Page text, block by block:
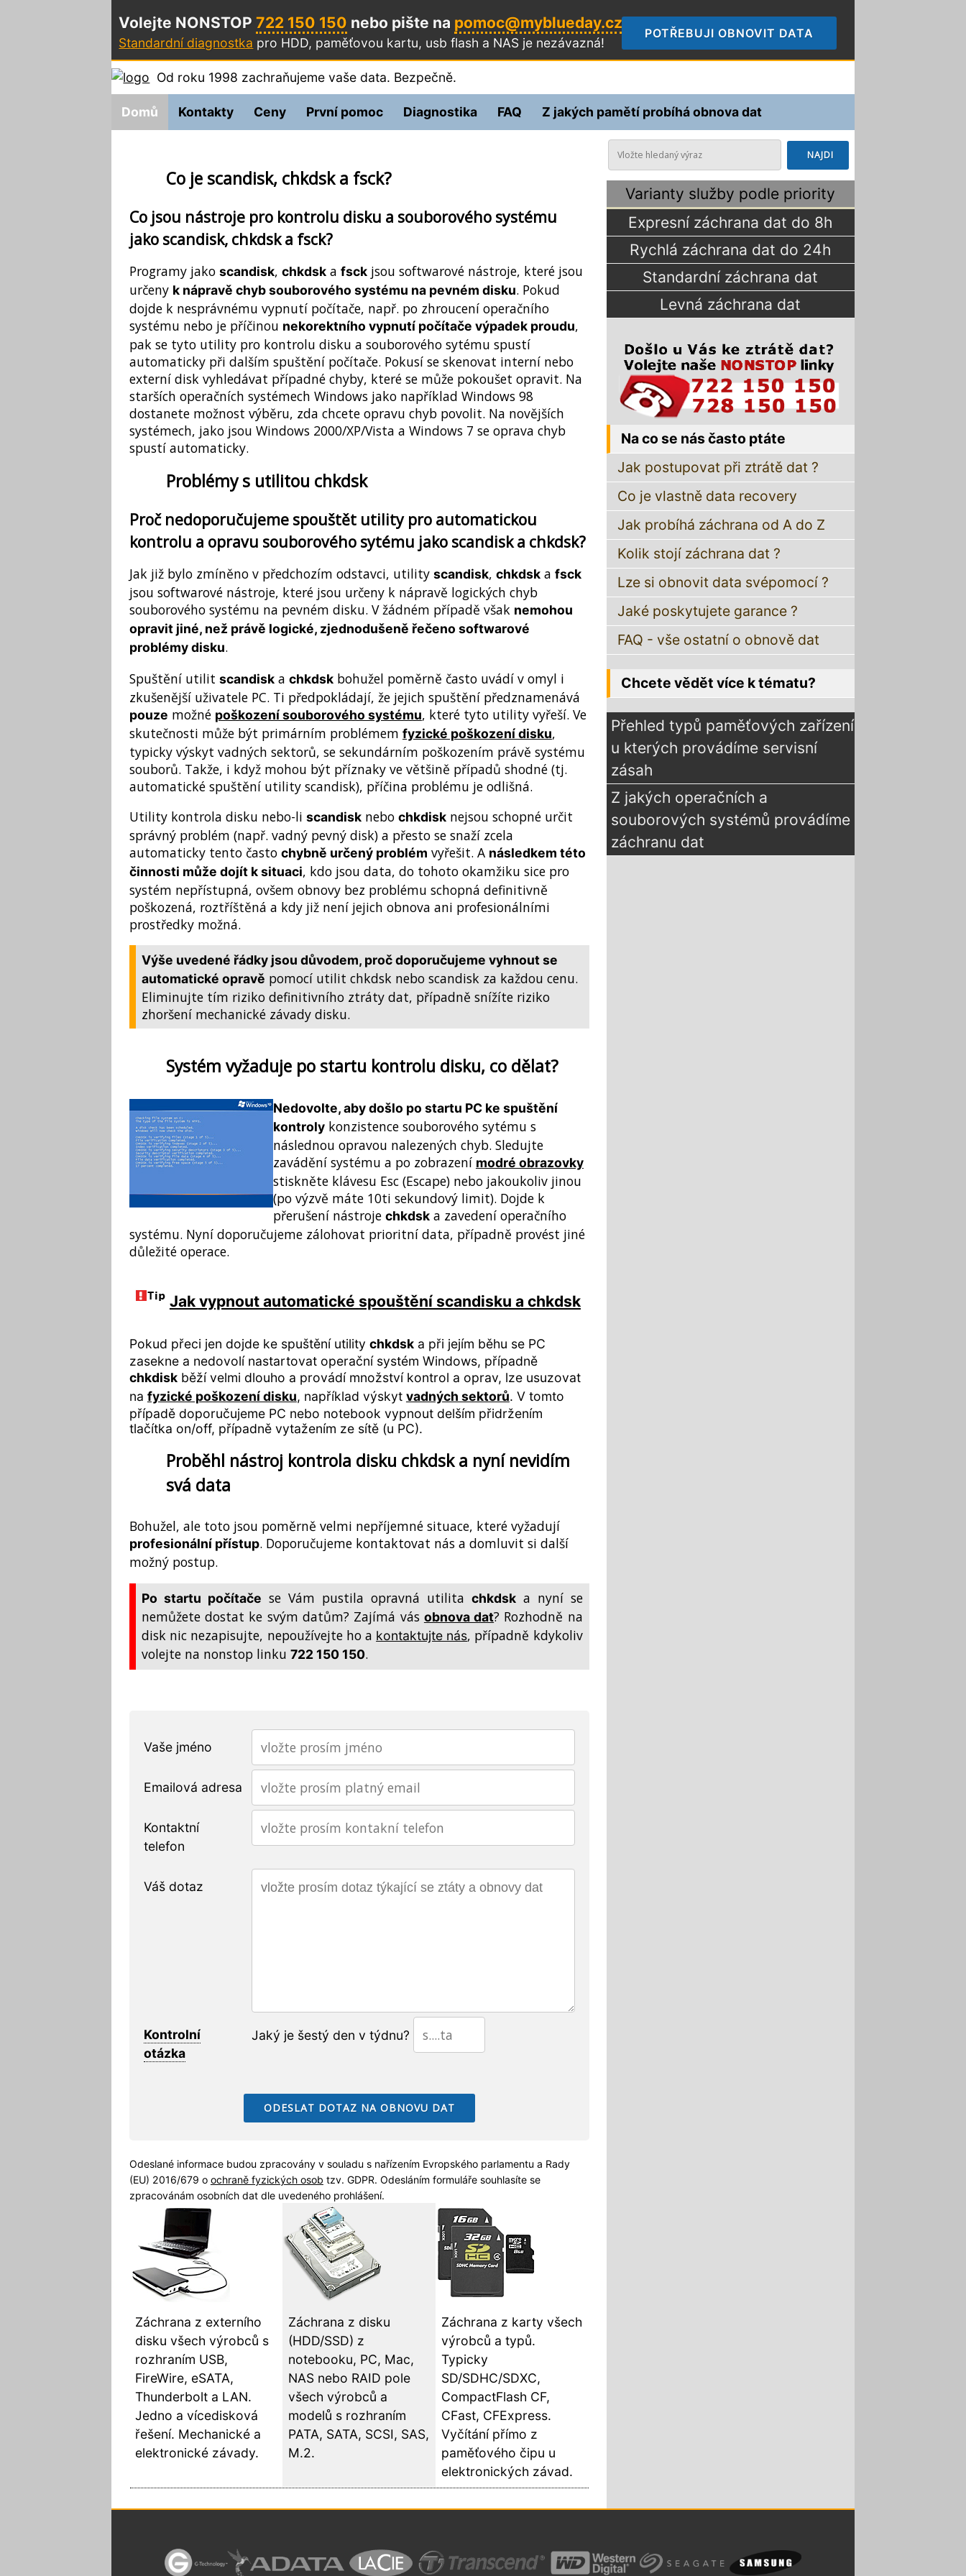
Volejte NONSTOP722 150 150 nebo pište na pomoc@myblueday.cz
Standardní diagnostka pro HDD, paměťovou kartu, usb flash a NAS je nezávazná!
POTŘEBUJI OBNOVIT DATA
Od roku 1998 zachraňujeme vaše data. Bezpečně.
Domů Kontakty Ceny První pomoc Diagnostika FAQ Z jakých pamětí probíhá obnova dat
Co je scandisk, chkdsk a fsck?
Co jsou nástroje pro kontrolu disku a souborového systému
jako scandisk, chkdsk a fsck?
Programy jako scandisk, chkdska fsckjsou softwarové nástroje, které jsou
určeny k nápravě chyb souborového systému na pevném disku. Pokud
dojde k nesprávnému vypnutí počítače, např. po zhroucení operačního
systému nebo je příčinou nekorektního vypnutí počítače výpadek proudu,
pak se tyto utility pro kontrolu disku a souborového sytému spustí
automaticky při dalším spuštění počítače. Pokusí se skenovat interní nebo
externí disk vyhledávat případné chyby, které se může pokoušet opravit. Na
starších operačních systémech Windows jako například Windows 98
dostanete možnost výběru, zda chcete opravu chyb povolit. Na novějších
systémech, jako jsou Windows 2000/XP/Vista a Windows 7 se oprava chyb
spustí automaticky.
Problémy s utilitou chkdsk
Proč nedoporučujeme spouštět utility pro automatickou
kontrolu a opravu souborového sytému jako scandisk a chkdsk?
Jak již bylo zmíněno v předchozím odstavci, utility scandisk, chkdska fsck
jsou softwarové nástroje, které jsou určeny k nápravě logických chyb
souborového systému na pevném disku. V žádném případě však nemohou
opravit jiné, než právě logické, zjednodušeně řečeno softwarové
problémy disku.
Spuštění utilit scandiska chkdskbohužel poměrně často uvádí v omyl i
zkušenější uživatele PC. Ti předpokládají, že jejich spuštění předznamenává
pouze možné poškození souborového systému, které tyto utility vyřeší. Ve
skutečnosti může být primárním problémem fyzické poškození disku,
typicky výskyt vadných sektorů, se sekundárním poškozením právě systému
souborů. Takže, i když mohou být příznaky ve většině případů shodné (tj.
automatické spuštění utility scandisk), příčina problému je odlišná.
Utility kontrola disku nebo-li scandisknebo chkdisknejsou schopné určit
správný problém (např. vadný pevný disk) a přesto se snaží zcela
automaticky tento často chybně určený problém vyřešit. A následkem této
činnosti může dojít k situaci, kdo jsou data, do tohoto okamžiku sice pro
systém nepřístupná, ovšem obnovy bez problému schopná definitivně
poškozená, roztříštěná a kdy již není jejich obnova ani profesionálními
prostředky možná.
Výše uvedené řádky jsou důvodem, proč doporučujeme vyhnout se
automatické opravě pomocí utilit chkdsk nebo scandisk za každou cenu.
Eliminujte tím riziko definitivního ztráty dat, případně snížíte riziko
zhoršení mechanické závady disku.
Systém vyžaduje po startu kontrolu disku, co dělat?
Nedovolte, aby došlo po startu PC ke spuštění
kontrolykonzistence souborového sytému s
následnou opravou nalezených chyb. Sledujte
zavádění systému a po zobrazení modré obrazovky
stiskněte klávesu Esc (Escape) nebo jakoukoliv jinou
(po výzvě máte 10ti sekundový limit). Dojde k
přerušení nástroje chkdska zavedení operačního
systému. Nyní doporučujeme zálohovat prioritní data, případně provést jiné
důležité operace.
Jak vypnout automatické spouštění scandisku a chkdsk
Pokud přeci jen dojde ke spuštění utility chkdska při jejím běhu se PC
zasekne a nedovolí nastartovat operační systém Windows, případně
chkdiskběží velmi dlouho a provádí množství kontrol a oprav, lze usuzovat
na fyzické poškození disku, například výskyt vadných sektorů. V tomto
případě doporučujeme PC nebo notebook vypnout delším přidržením
tlačítka on/off, případně vytažením ze sítě (u PC).
Proběhl nástroj kontrola disku chkdsk a nyní nevidím
svá data
Bohužel, ale toto jsou poměrně velmi nepříjemné situace, které vyžadují
profesionální přístup. Doporučujeme kontaktovat nás a domluvit si další
možný postup.
Po startu počítače se Vám pustila opravná utilita chkdska nyní se
nemůžete dostat ke svým datům? Zajímá vás obnova dat? Rozhodně na
disk nic nezapisujte, nepoužívejte ho a kontaktujte nás, případně kdykoliv
volejte na nonstop linku 722 150 150.
Vaše jméno
Emailová adresa
Kontaktní
telefon
Váš dotaz
Kontrolní
otázka
Jaký je šestý den v týdnu?
Odeslané informace budou zpracovány v souladu s nařízením Evropského parlamentu a Rady
(EU) 2016/679 o ochraně fyzických osob tzv. GDPR. Odesláním formuláře souhlasíte se
zpracovánám osobních dat dle uvedeného prohlášení.
Záchrana z externího
disku všech výrobců s
rozhraním USB,
FireWire, eSATA,
Thunderbolt a LAN.
Jedno a vícedisková
řešení. Mechanické a
elektronické závady.
Záchrana z disku
(HDD/SSD) z
notebooku, PC, Mac,
NAS nebo RAID pole
všech výrobců a
modelů s rozhraním
PATA, SATA, SCSI, SAS,
M.2.
Záchrana z karty všech
výrobců a typů.
Typicky
SD/SDHC/SDXC,
CompactFlash CF,
CFast, CFExpress.
Vyčítání přímo z
paměťového čipu u
elektronických závad.
Varianty služby podle priority
Expresní záchrana dat do 8h
Rychlá záchrana dat do 24h
Standardní záchrana dat
Levná záchrana dat
Na co se nás často ptáte
Jak postupovat při ztrátě dat ?
Co je vlastně data recovery
Jak probíhá záchrana od A do Z
Kolik stojí záchrana dat ?
Lze si obnovit data svépomocí ?
Jaké poskytujete garance ?
FAQ - vše ostatní o obnově dat
Chcete vědět více k tématu?
Přehled typů paměťových zařízení
u kterých provádíme servisní
zásah
Z jakých operačních a
souborových systémů provádíme
záchranu dat